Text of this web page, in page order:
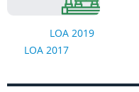
LOA 2019
LOA 2017